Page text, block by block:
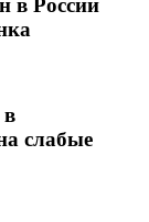
в России
в
слабые